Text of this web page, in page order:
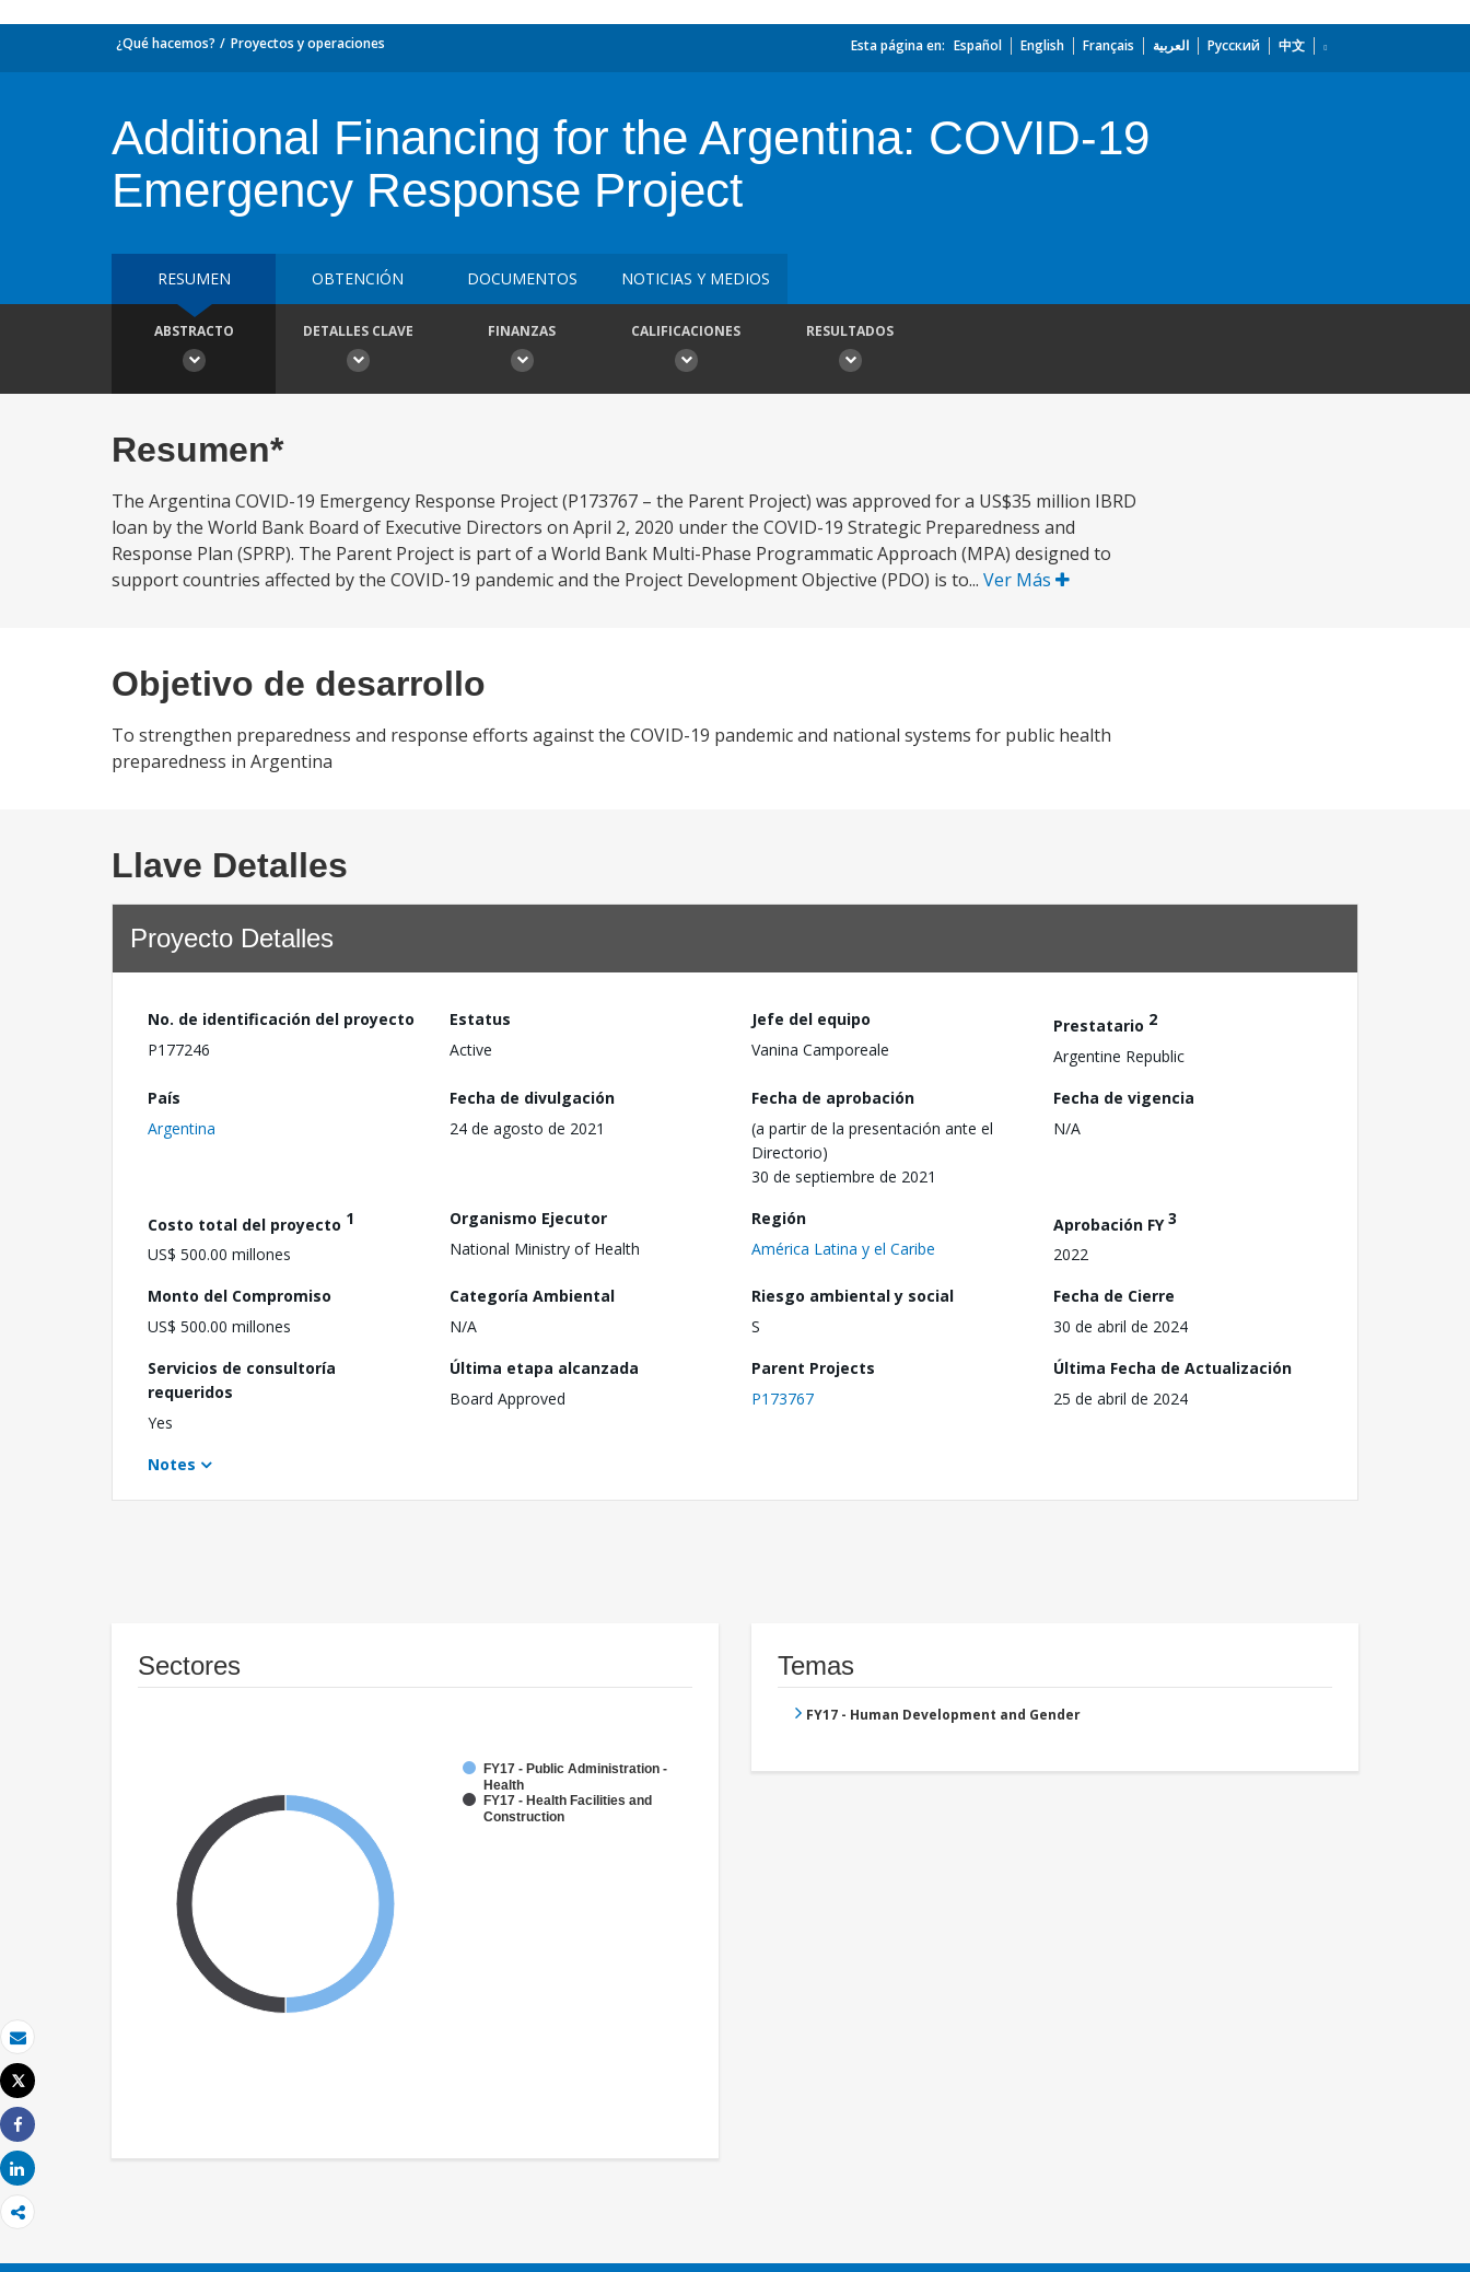
Correo electrónico
Imprimir
Tweet
Share
Share
¿Qué hacemos? Proyectos y operaciones Esta página en: Español English Français العربية Русский 中文
Additional Financing for the Argentina: COVID-19
Emergency Response Project
RESUMEN OBTENCIÓN DOCUMENTOS NOTICIAS Y MEDIOS
ABSTRACTO DETALLES CLAVE FINANZAS CALIFICACIONES RESULTADOS
Resumen*
The Argentina COVID-19 Emergency Response Project (P173767 – the Parent Project) was approved for a US$35 million IBRD
loan by the World Bank Board of Executive Directors on April 2, 2020 under the COVID-19 Strategic Preparedness and
Response Plan (SPRP). The Parent Project is part of a World Bank Multi-Phase Programmatic Approach (MPA) designed to
support countries affected by the COVID-19 pandemic and the Project Development Objective (PDO) is to... Ver Más
Objetivo de desarrollo
To strengthen preparedness and response efforts against the COVID-19 pandemic and national systems for public health
preparedness in Argentina
Llave Detalles
Proyecto Detalles
No. de identificación del proyecto
P177246
Estatus
Active
Jefe del equipo
Vanina Camporeale
Prestatario 2
Argentine Republic
País
Argentina
Fecha de divulgación
24 de agosto de 2021
Fecha de aprobación
(a partir de la presentación ante el
Directorio)
30 de septiembre de 2021
Fecha de vigencia
N/A
Costo total del proyecto 1
US$ 500.00 millones
Organismo Ejecutor
National Ministry of Health
Región
América Latina y el Caribe
Aprobación FY3
2022
Monto del Compromiso
US$ 500.00 millones
Categoría Ambiental
N/A
Riesgo ambiental y social
S
Fecha de Cierre
30 de abril de 2024
Servicios de consultoría
requeridos
Yes
Última etapa alcanzada
Board Approved
Parent Projects
P173767
Última Fecha de Actualización
25 de abril de 2024
Notes
Sectores
FY17 - Public Administration -
Health
FY17 - Health Facilities and
Construction
Temas
FY17 - Human Development and Gender